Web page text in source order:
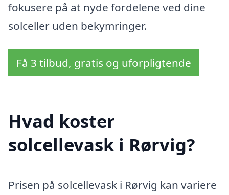
fokusere på at nyde fordelene ved dine
solceller uden bekymringer.
Få 3 tilbud, gratis og uforpligtende
Hvad koster
solcellevask i Rørvig?
Prisen på solcellevask i Rørvig kan variere